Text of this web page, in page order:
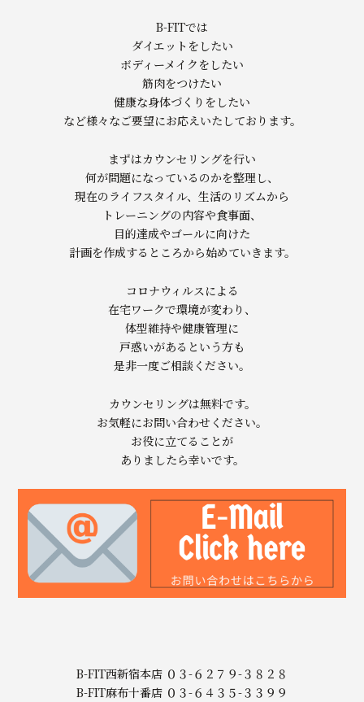
B-FITでは
ダイエットをしたい
ボディーメイクをしたい
筋肉をつけたい
健康な身体づくりをしたい
など様々なご要望にお応えいたしております。
まずはカウンセリングを行い
何が問題になっているのかを整理し、
現在のライフスタイル、生活のリズムから
トレーニングの内容や食事面、
目的達成やゴールに向けた
計画を作成するところから始めていきます。
コロナウィルスによる
在宅ワークで環境が変わり、
体型維持や健康管理に
戸惑いがあるという方も
是非一度ご相談ください。
カウンセリングは無料です。
お気軽にお問い合わせください。
お役に立てることが
ありましたら幸いです。
B-FIT西新宿本店 ０３-６２７９-３８２８
B-FIT麻布十番店 ０３-６４３５-３３９９